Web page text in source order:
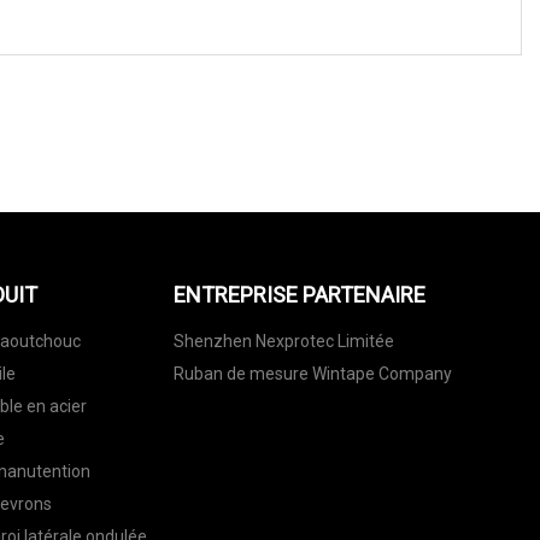
en acier
ENTREPRISE PARTENAIRE
Shenzhen Nexprotec Limitée
Ruban de mesure Wintape Company